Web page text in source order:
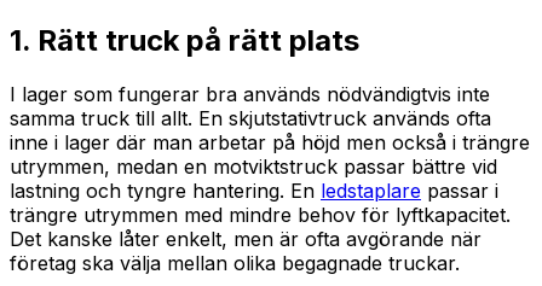
1. Rätt truck på rätt plats
I lager som fungerar bra används nödvändigtvis inte
samma truck till allt. En skjutstativtruck används ofta
inne i lager där man arbetar på höjd men också i trängre
utrymmen, medan en motviktstruck passar bättre vid
lastning och tyngre hantering. En ledstaplare passar i
trängre utrymmen med mindre behov för lyftkapacitet.
Det kanske låter enkelt, men är ofta avgörande när
företag ska välja mellan olika begagnade truckar.